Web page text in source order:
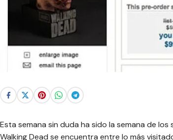
Esta semana sin duda ha sido la semana de los
Walking Dead se encuentra entre lo más